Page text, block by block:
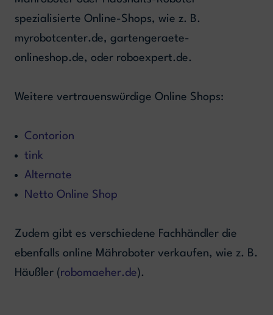
spezialisierte Online-Shops, wie z. B.
myrobotcenter.de, gartengeraete-
onlineshop.de, oder roboexpert.de.
Weitere vertrauenswürdige Online Shops:
Contorion
tink
Alternate
Netto Online Shop
Zudem gibt es verschiedene Fachhändler die
ebenfalls online Mähroboter verkaufen, wie z. B.
Häußler (robomaeher.de).